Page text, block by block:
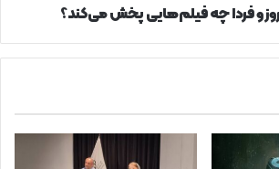
و فردا چه فیلم‌هایی پخش می‌کند؟